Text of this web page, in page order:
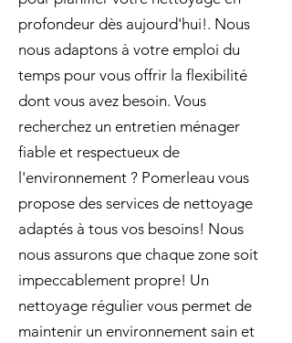
profondeur dès aujourd'hui!. Nous
nous adaptons à votre emploi du
temps pour vous offrir la flexibilité
dont vous avez besoin. Vous
recherchez un entretien ménager
fiable et respectueux de
l'environnement ? Pomerleau vous
propose des services de nettoyage
adaptés à tous vos besoins! Nous
nous assurons que chaque zone soit
impeccablement propre! Un
nettoyage régulier vous permet de
maintenir un environnement sain et